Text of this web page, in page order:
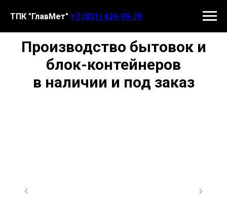
ТПК "ГлавМет" +7 (831) 424-99-79
Производство бытовок и
блок-контейнеров
в наличии и под заказ